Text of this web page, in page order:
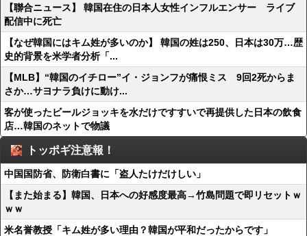
【聯合ニュース】 韓国在住の日本人女性インフルエンサー ライブ
配信中に死亡
【なぜ韓国にはキム姓が多いのか】 韓国の姓は250、日本は30万…歴
史的背景を米学者分析「...
【MLB】“韓国のイチロー”イ・ジョンフが痛恨ミス 9回2死からま
さか…サヨナラ負けに動け...
客が使ったビールジョッキを水だけですすいで再提供した日本の飲食
店…韓国のネットで物議
トッポギ注意報！
中国国防省、防衛白書に「盗人たけだけしい」
【また始まる】韓国、日本への好感度最高→竹島問題で即リセットｗ
ｗｗ
米名誉教授「キム姓が多い理由？韓国が平和だったからです」